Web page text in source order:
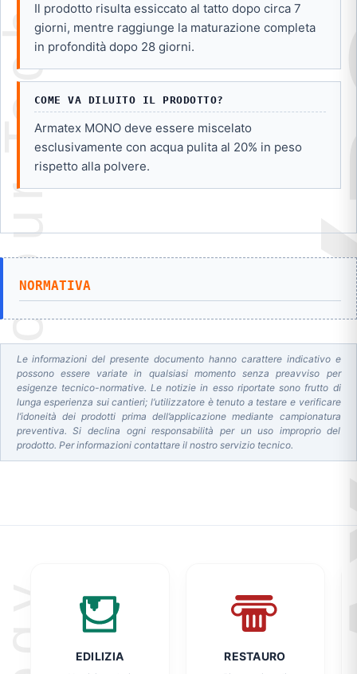
Il prodotto risulta essiccato al tatto dopo circa 7
giorni, mentre raggiunge la maturazione completa
in profondità dopo 28 giorni.
COME VA DILUITO IL PRODOTTO?
Armatex MONO deve essere miscelato
esclusivamente con acqua pulita al 20% in peso
rispetto alla polvere.
NORMATIVA
Le informazioni del presente documento hanno carattere indicativo e
possono essere variate in qualsiasi momento senza preavviso per
esigenze tecnico-normative. Le notizie in esso riportate sono frutto di
lunga esperienza sui cantieri; l’utilizzatore è tenuto a testare e verificare
l’idoneità dei prodotti prima dell’applicazione mediante campionatura
preventiva. Si declina ogni responsabilità per un uso improprio del
prodotto. Per informazioni contattare il nostro servizio tecnico.
EDILIZIA RESTAURO